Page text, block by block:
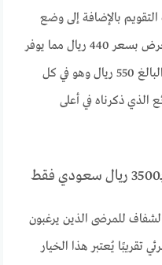
بالإضافة إلى وضع
خطة علاجية مخصصة ويُقدم هذا العرض بسعر 440 ريال مما يوفر
خصمًا بنسبة 20% عن السعر الأصلي البالغ 550 ريال وهو في كل
الذي ذكرناه في أعلى
للمرضى الذين يرغبون
يُعتبر هذا الخيار